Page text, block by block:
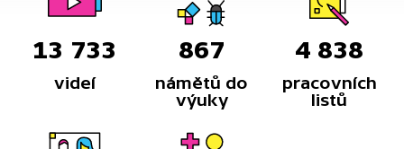
13 733
videí
867
námětů do
výuky
4 838
pracovních
listů